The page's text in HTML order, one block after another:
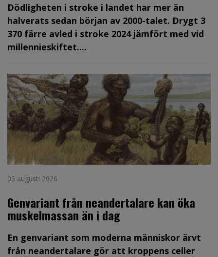
Dödligheten i stroke i landet har mer än
halverats sedan början av 2000-talet. Drygt 3
370 färre avled i stroke 2024 jämfört med vid
millennieskiftet....
05 augusti 2026
Genvariant från neandertalare kan öka
muskelmassan än i dag
En genvariant som moderna människor ärvt
från neandertalare gör att kroppens celler